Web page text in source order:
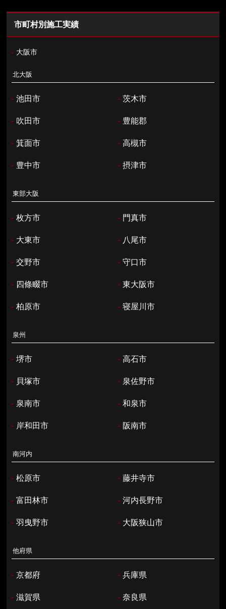
市町村別施工実績
- 大阪市
北大阪
- 池田市 - 茨木市
- 吹田市 - 豊能郡
- 箕面市 - 高槻市
- 豊中市 - 摂津市
東部大阪
- 枚方市 - 門真市
- 大東市 - 八尾市
- 交野市 - 守口市
- 四條畷市 - 東大阪市
- 柏原市 - 寝屋川市
泉州
- 堺市 - 高石市
- 貝塚市 - 泉佐野市
- 泉南市 - 和泉市
- 岸和田市 - 阪南市
南河内
- 松原市 - 藤井寺市
- 富田林市 - 河内長野市
- 羽曳野市 - 大阪狭山市
他府県
- 京都府 - 兵庫県
- 滋賀県 - 奈良県